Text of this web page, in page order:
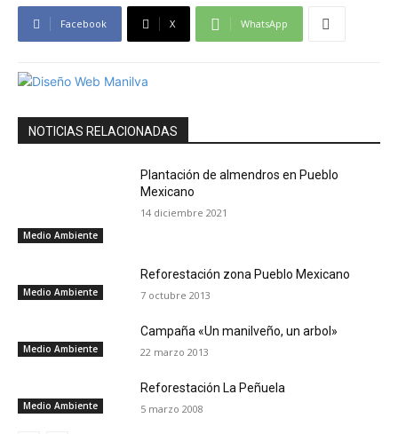
Facebook X WhatsApp
NOTICIAS RELACIONADAS
Medio Ambiente
Plantación de almendros en Pueblo
Mexicano
14 diciembre 2021
Medio Ambiente
Reforestación zona Pueblo Mexicano
7 octubre 2013
Medio Ambiente
Campaña «Un manilveño, un arbol»
22 marzo 2013
Medio Ambiente
Reforestación La Peñuela
5 marzo 2008